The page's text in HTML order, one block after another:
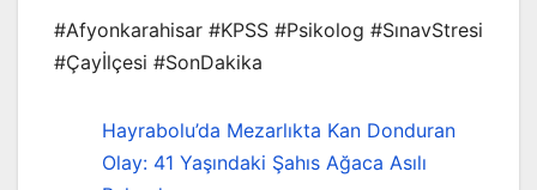
#Afyonkarahisar #KPSS #Psikolog #SınavStresi
#Çayİlçesi #SonDakika
Hayrabolu’da Mezarlıkta Kan Donduran
Olay: 41 Yaşındaki Şahıs Ağaca Asılı